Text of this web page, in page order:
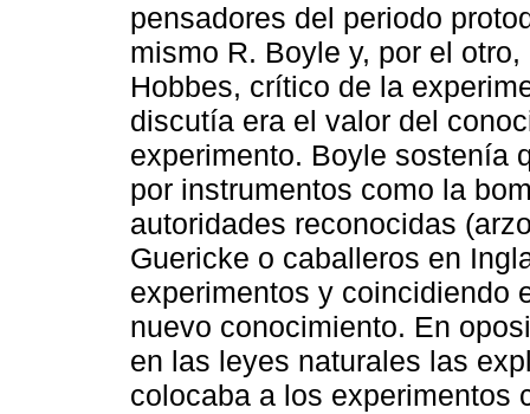
pensadores del periodo
mismo R. Boyle y, por el
Hobbes, crítico de la
discutía era el valor del
experimento. Boyle sostenía
por instrumentos como la
autoridades reconocidas
Guericke o caballeros en
experimentos y coincidiendo
nuevo conocimiento. En
en las leyes naturales las
colocaba a los experimentos